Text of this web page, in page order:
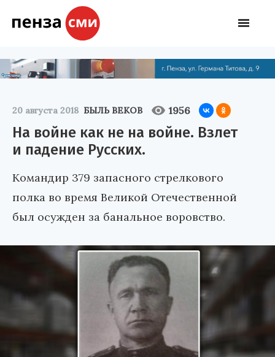
20 августа 2018 БЫЛЬ ВЕКОВ 1956
На войне как не на войне. Взлет
и падение Русских.
Командир 379 запасного стрелкового
полка во время Великой Отечественной
был осужден за банальное воровство.